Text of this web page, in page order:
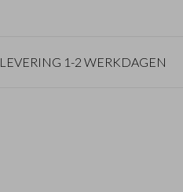
LEVERING 1-2 WERKDAGEN